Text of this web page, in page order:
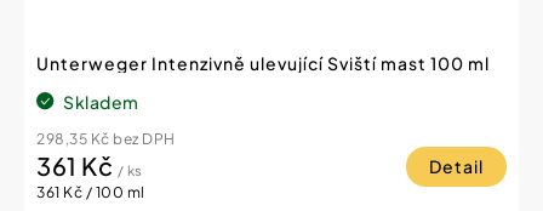
Unterweger Intenzivně ulevující Sviští mast 100 ml
Skladem
298,35 Kč bez DPH
361 Kč / ks
Měrná
361 Kč / 100 ml
Detail